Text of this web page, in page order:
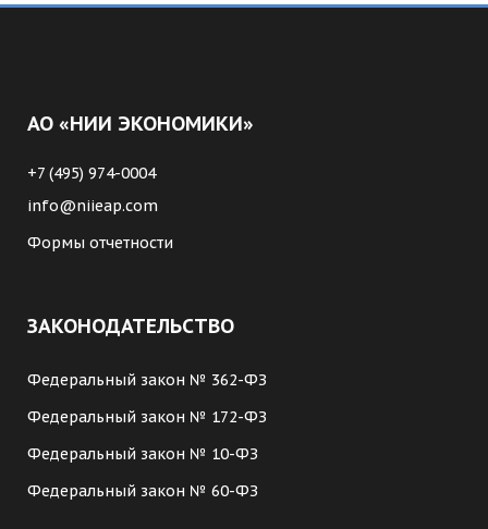
АО «НИИ ЭКОНОМИКИ»
+7 (495) 974-0004
info@niieap.com
Формы отчетности
ЗАКОНОДАТЕЛЬСТВО
Федеральный закон № 362-ФЗ
Федеральный закон № 172-ФЗ
Федеральный закон № 10-ФЗ
Федеральный закон № 60-ФЗ